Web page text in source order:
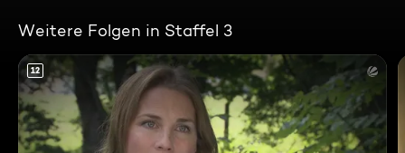
Weitere Folgen in Staffel 3
12